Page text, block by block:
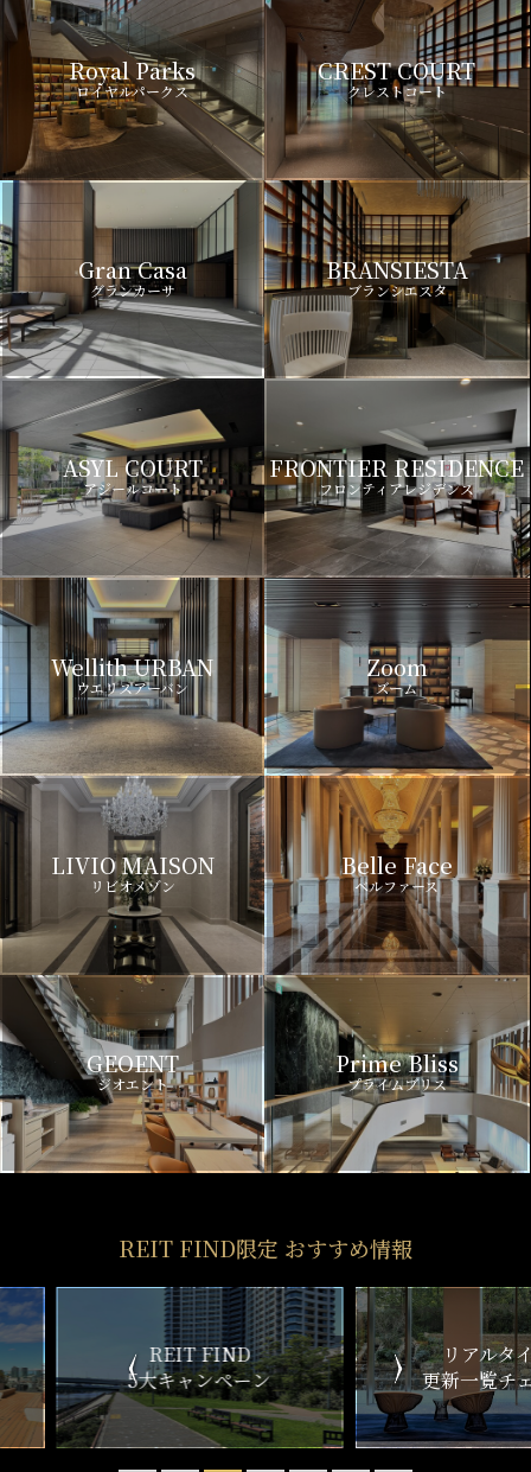
Royal Parks
ロイヤルパークス
CREST COURT
クレストコート
Gran Casa
グランカーサ
BRANSIESTA
ブランシエスタ
ASYL COURT
アジールコート
FRONTIER RESIDENCE
フロンティアレジデンス
Wellith URBAN
ウエリスアーバン
Zoom
ズーム
LIVIO MAISON
リビオメゾン
Belle Face
ベルファース
GEOENT
ジオエント
Prime Bliss
プライムブリス
REIT FIND限定 おすすめ情報
ン
リアルタイム
更新一覧チェック
新